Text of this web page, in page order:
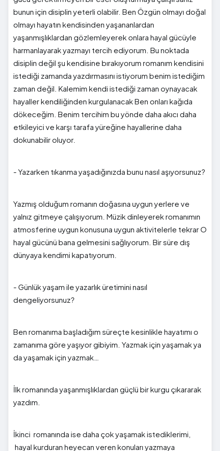
bunun için disiplin yeterli olabilir. Ben Özgün olmayı doğal
olmayı hayatın kendisinden yaşananlardan
yaşanmışlıklardan gözlemleyerek onlara hayal gücüyle
harmanlayarak yazmayı tercih ediyorum. Bu noktada
disiplin değil şu kendisine bırakıyorum romanım kendisini
istediği zamanda yazdırmasını istiyorum benim istediğim
zaman değil. Kalemim kendi istediği zaman oynayacak
hayaller kendiliğinden kurgulanacak Ben onları kağıda
dökeceğim. Benim tercihim bu yönde daha akıcı daha
etkileyici ve karşı tarafa yüreğine hayallerine daha
dokunabilir oluyor.
- Yazarken tıkanma yaşadığınızda bunu nasıl aşıyorsunuz?
Yazmış olduğum romanın doğasına uygun yerlere ve
yalnız gitmeye çalışıyorum. Müzik dinleyerek romanımın
atmosferine uygun konusuna uygun aktivitelerle tekrar O
hayal gücünü bana gelmesini sağlıyorum. Bir süre dış
dünyaya kendimi kapatıyorum.
- Günlük yaşam ile yazarlık üretimini nasıl
dengeliyorsunuz?
Ben romanıma başladığım süreçte kesinlikle hayatımı o
zamanıma göre yaşıyor gibiyim. Yazmak için yaşamak ya
da yaşamak için yazmak…
İlk romanında yaşanmışlıklardan güçlü bir kurgu çıkararak
yazdım.
İkinci romanında ise daha çok yaşamak istediklerimi,
hayal kurduran heyecan veren konuları yazmaya